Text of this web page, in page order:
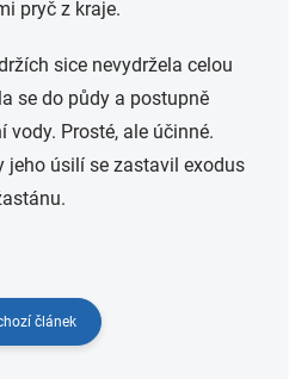
pryč z kraje.
sice nevydržela celou
se do půdy a postupně
Prosté, ale účinné.
jeho úsilí se zastavil exodus
článek